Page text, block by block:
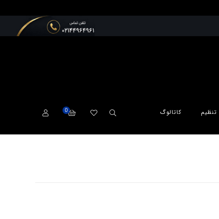
تنظیم کاتالوگ 0